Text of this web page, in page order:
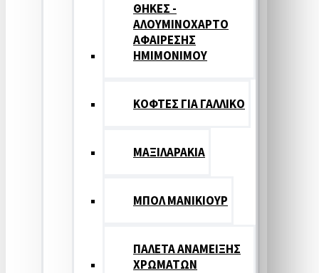
ΘΗΚΕΣ -
ΑΛΟΥΜΙΝΟΧΑΡΤΟ
ΑΦΑΙΡΕΣΗΣ
ΗΜΙΜΟΝΙΜΟΥ
ΚΟΦΤΕΣ ΓΙΑ ΓΑΛΛΙΚΟ
ΜΑΞΙΛΑΡΑΚΙΑ
ΜΠΟΛ ΜΑΝΙΚΙΟΥΡ
ΠΑΛΕΤΑ ΑΝΑΜΕΙΞΗΣ
ΧΡΩΜΑΤΩΝ